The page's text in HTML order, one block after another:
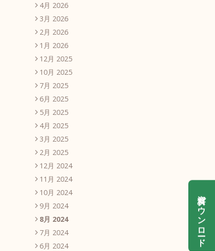
4月 2026
3月 2026
2月 2026
1月 2026
12月 2025
10月 2025
7月 2025
6月 2025
5月 2025
4月 2025
3月 2025
2月 2025
12月 2024
11月 2024
10月 2024
9月 2024
8月 2024
7月 2024
6月 2024
資料ダウンロード